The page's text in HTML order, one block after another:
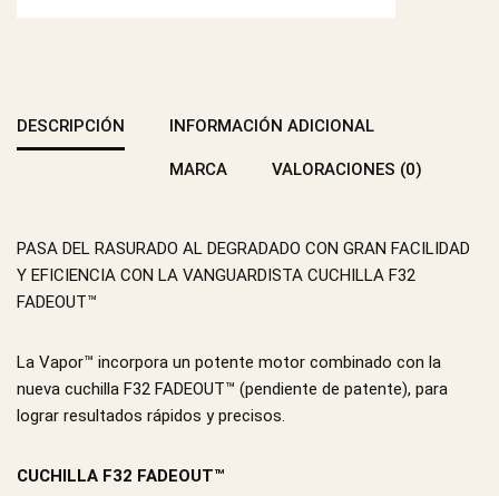
DESCRIPCIÓN INFORMACIÓN ADICIONAL
MARCA VALORACIONES (0)
PASA DEL RASURADO AL DEGRADADO CON GRAN FACILIDAD
Y EFICIENCIA CON LA VANGUARDISTA CUCHILLA F32
FADEOUT™
La Vapor™ incorpora un potente motor combinado con la
nueva cuchilla F32 FADEOUT™ (pendiente de patente), para
lograr resultados rápidos y precisos.
CUCHILLA F32 FADEOUT™